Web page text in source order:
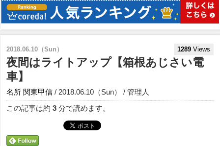
2018.06.10（Sun） 1289 Views
夜間はライトアップ【箱根あじさい電
車】
名所 関東甲信 / 2018.06.10（Sun） / 管理人
この記事は約 3 分で読めます。